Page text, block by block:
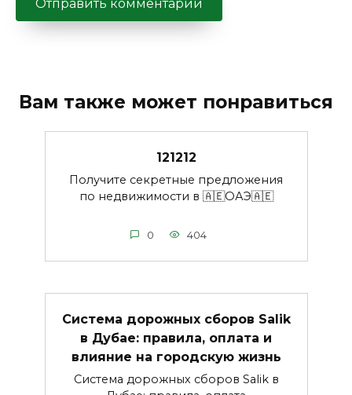
Вам также может понравиться
121212
Получите секретные предложения
по недвижимости в 🇦🇪ОАЭ🇦🇪
0 404
Система дорожных сборов Salik
в Дубае: правила, оплата и
влияние на городскую жизнь
Система дорожных сборов Salik в